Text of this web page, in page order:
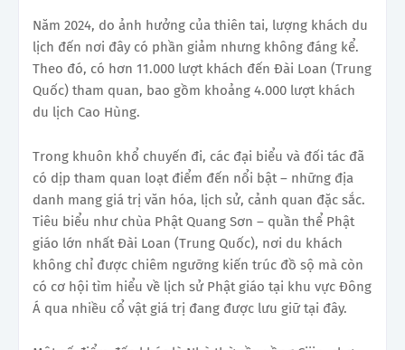
Năm 2024, do ảnh hưởng của thiên tai, lượng khách du
lịch đến nơi đây có phần giảm nhưng không đáng kể.
Theo đó, có hơn 11.000 lượt khách đến Đài Loan (Trung
Quốc) tham quan, bao gồm khoảng 4.000 lượt khách
du lịch Cao Hùng.
Trong khuôn khổ chuyến đi, các đại biểu và đối tác đã
có dịp tham quan loạt điểm đến nổi bật – những địa
danh mang giá trị văn hóa, lịch sử, cảnh quan đặc sắc.
Tiêu biểu như chùa Phật Quang Sơn – quần thể Phật
giáo lớn nhất Đài Loan (Trung Quốc), nơi du khách
không chỉ được chiêm ngưỡng kiến trúc đồ sộ mà còn
có cơ hội tìm hiểu về lịch sử Phật giáo tại khu vực Đông
Á qua nhiều cổ vật giá trị đang được lưu giữ tại đây.